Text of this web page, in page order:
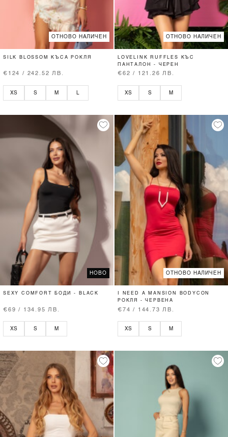
ОТНОВО НАЛИЧЕН
SILK BLOSSOM КЪСА РОКЛЯ
€124 / 242.52 ЛВ.
XS S M
ОТНОВО НАЛИЧЕН
LOVELINK RUFFLES КЪС
ПАНТАЛОН - ЧЕРЕН
€62 / 121.26 ЛВ.
XS S M
НОВО
SEXY COMFORT БОДИ - BLACK
€69 / 134.95 ЛВ.
XS S M
ОТНОВО НАЛИЧЕН
I NEED A MANSION BODYCON
РОКЛЯ - ЧЕРВЕНА
€74 / 144.73 ЛВ.
XS S M